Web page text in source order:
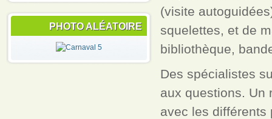
PHOTO ALÉATOIRE
(visite
squelettes, et de
bibliothèque,
Des spécialistes
aux questions. Un
avec les différents